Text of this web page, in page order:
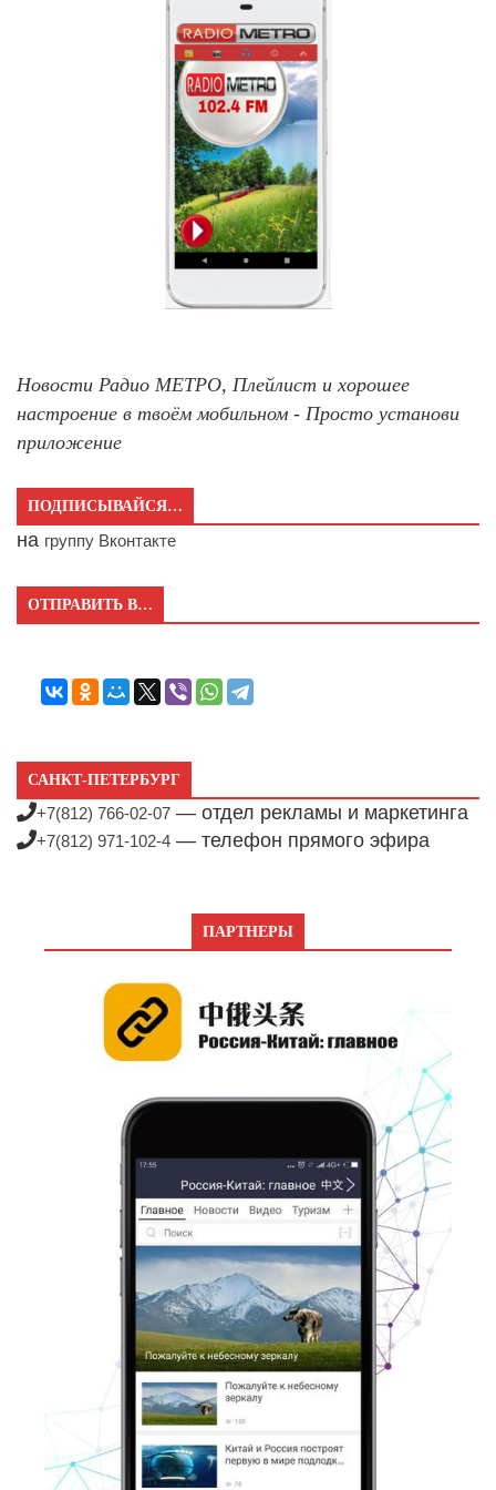
Новости Радио МЕТРО, Плейлист и хорошее
настроение в твоём мобильном - Просто установи
приложение
ПОДПИСЫВАЙСЯ…
на группу Вконтакте
ОТПРАВИТЬ В…
САНКТ-ПЕТЕРБУРГ
+7(812) 766-02-07 — отдел рекламы и маркетинга
+7(812) 971-102-4 — телефон прямого эфира
ПАРТНЕРЫ